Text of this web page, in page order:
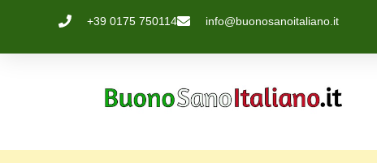
+39 0175 750114 info@buonosanoitaliano.it